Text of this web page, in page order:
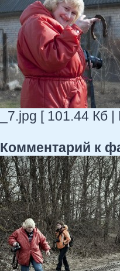
_7.jpg [ 101.44 Кб
Комментарий к